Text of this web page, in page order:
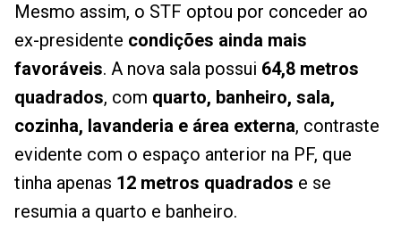
Mesmo assim, o STF optou por conceder ao
ex-presidente condições ainda mais
favoráveis. A nova sala possui 64,8 metros
quadrados, com quarto, banheiro, sala,
cozinha, lavanderia e área externa, contraste
evidente com o espaço anterior na PF, que
tinha apenas 12 metros quadrados e se
resumia a quarto e banheiro.